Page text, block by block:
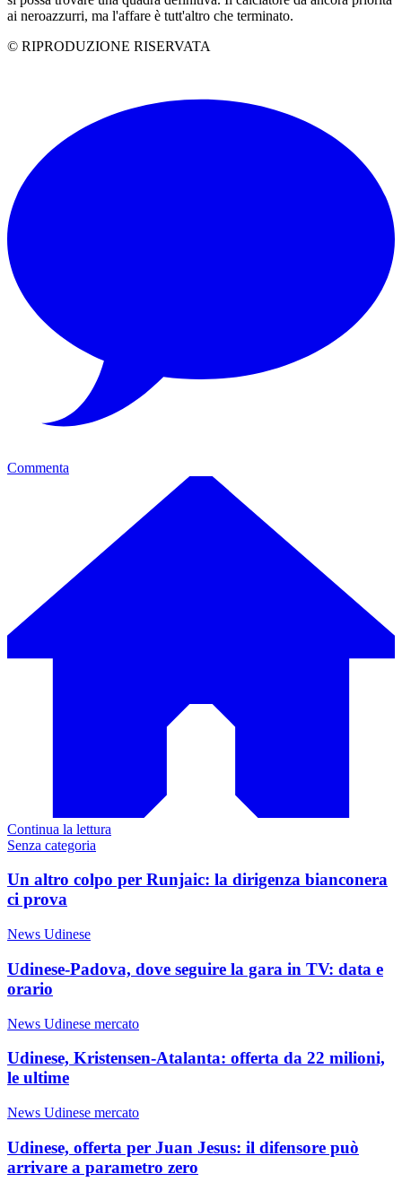
ai neroazzurri, ma l'affare è tutt'altro che terminato.
© RIPRODUZIONE RISERVATA
Commenta
Continua la lettura
Senza categoria
Un altro colpo per Runjaic: la dirigenza bianconera
ci prova
News Udinese
Udinese-Padova, dove seguire la gara in TV: data e
orario
News Udinese mercato
Udinese, Kristensen-Atalanta: offerta da 22 milioni,
le ultime
News Udinese mercato
Udinese, offerta per Juan Jesus: il difensore può
arrivare a parametro zero